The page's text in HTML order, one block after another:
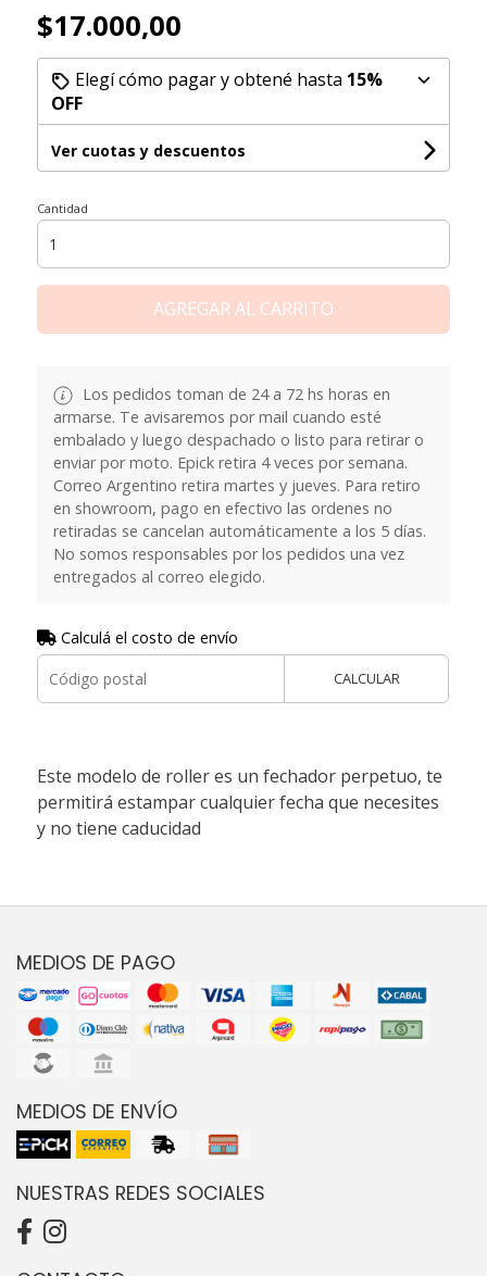
$17.000,00
Elegí cómo pagar y obtené hasta 15%
OFF
Ver cuotas y descuentos
Cantidad
AGREGAR AL CARRITO
Los pedidos toman de 24 a 72 hs horas en
armarse. Te avisaremos por mail cuando esté
embalado y luego despachado o listo para retirar o
enviar por moto. Epick retira 4 veces por semana.
Correo Argentino retira martes y jueves. Para retiro
en showroom, pago en efectivo las ordenes no
retiradas se cancelan automáticamente a los 5 días.
No somos responsables por los pedidos una vez
entregados al correo elegido.
Calculá el costo de envío
CALCULAR
Este modelo de roller es un fechador perpetuo, te
permitirá estampar cualquier fecha que necesites
y no tiene caducidad
MEDIOS DE PAGO
MEDIOS DE ENVÍO
NUESTRAS REDES SOCIALES